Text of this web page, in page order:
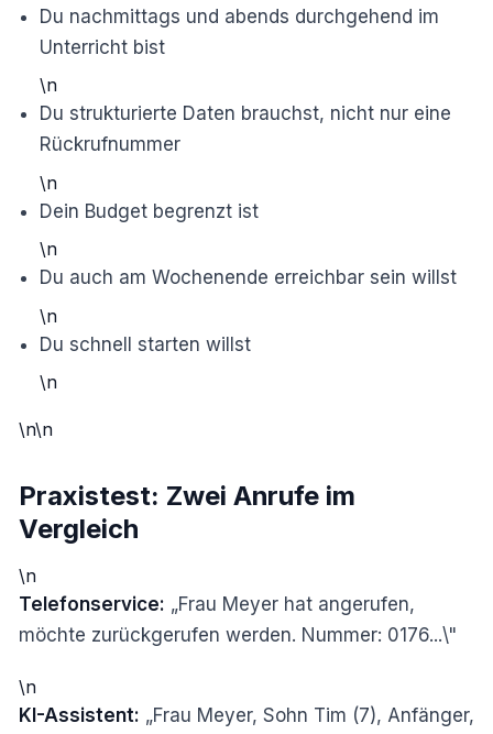
Du nachmittags und abends durchgehend im
Unterricht bist
\n
Du strukturierte Daten brauchst, nicht nur eine
Rückrufnummer
\n
Dein Budget begrenzt ist
\n
Du auch am Wochenende erreichbar sein willst
\n
Du schnell starten willst
\n
\n\n
Praxistest: Zwei Anrufe im
Vergleich
\n
Telefonservice: „Frau Meyer hat angerufen,
möchte zurückgerufen werden. Nummer: 0176...\"
\n
KI-Assistent: „Frau Meyer, Sohn Tim (7), Anfänger,